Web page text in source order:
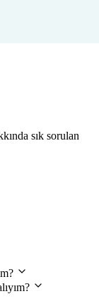
sık sorulan